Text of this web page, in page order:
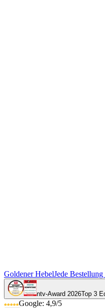
Goldener HebelJede
ntv-Award 2026Top 3
Google: 4,9/5